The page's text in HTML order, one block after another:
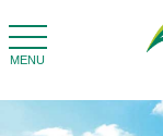
toggle
navigation
MENU